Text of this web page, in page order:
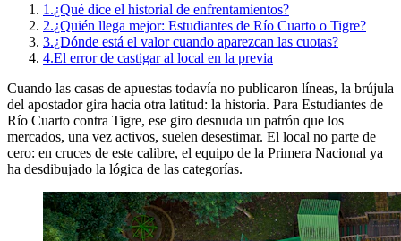
1.¿Qué dice el historial de enfrentamientos?
2.¿Quién llega mejor: Estudiantes de Río Cuarto o Tigre?
3.¿Dónde está el valor cuando aparezcan las cuotas?
4.El error de castigar al local en la previa
Cuando las casas de apuestas todavía no publicaron líneas, la brújula
del apostador gira hacia otra latitud: la historia. Para Estudiantes de
Río Cuarto contra Tigre, ese giro desnuda un patrón que los
mercados, una vez activos, suelen desestimar. El local no parte de
cero: en cruces de este calibre, el equipo de la Primera Nacional ya
ha desdibujado la lógica de las categorías.